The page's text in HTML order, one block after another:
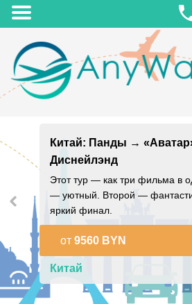
ул. Леонида Беды, 45-547
смотреть на карте
МИНСК
Турагентство
ул. Притыцкого 156/1
ул. Скрыганова 4б
смотреть на карте
Китай: Панды →
Диснейлэнд
Этот тур — как три фильма в
— уютный. Второй —
яркий финал.
от 9560 BYN
Китай